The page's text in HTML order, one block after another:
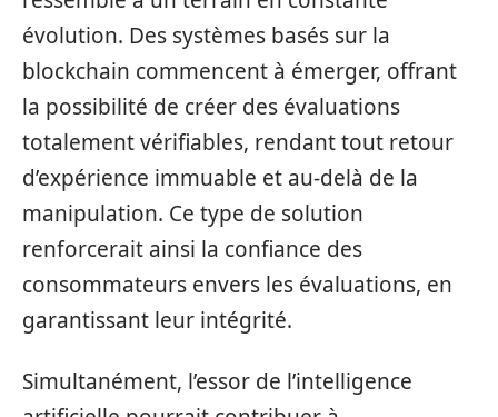
évolution. Des systèmes basés sur la
blockchain commencent à émerger, offrant
la possibilité de créer des évaluations
totalement vérifiables, rendant tout retour
d’expérience immuable et au-delà de la
manipulation. Ce type de solution
renforcerait ainsi la confiance des
consommateurs envers les évaluations, en
garantissant leur intégrité.
Simultanément, l’essor de l’intelligence